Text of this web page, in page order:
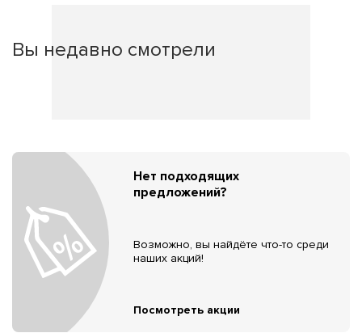
Вы недавно смотрели
Нет подходящих
предложений?
Возможно, вы найдёте что-то среди
наших акций!
Посмотреть акции